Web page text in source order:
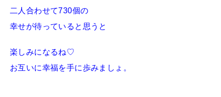
二人合わせて730個の
幸せが待っていると思うと
楽しみになるね♡
お互いに幸福を手に歩みましょ。